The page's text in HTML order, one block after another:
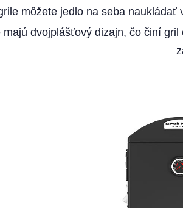
môžete jedlo na seba
majú dvojplášťový dizajn, čo činí